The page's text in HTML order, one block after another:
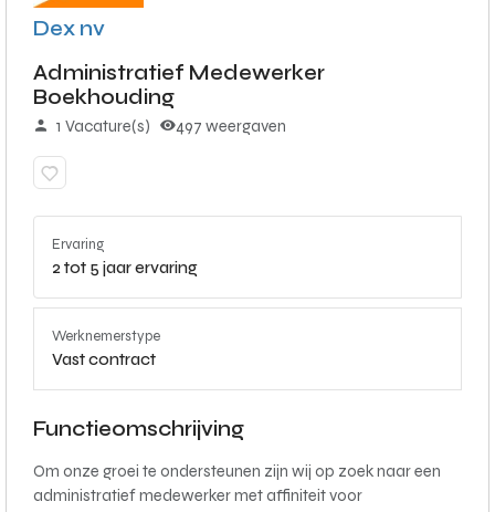
Dex nv
Administratief Medewerker
Boekhouding
1 Vacature(s) 497 weergaven
Ervaring
2 tot 5 jaar ervaring
Werknemerstype
Vast contract
Functieomschrijving
Om onze groei te ondersteunen zijn wij op zoek naar een
administratief medewerker met affiniteit voor